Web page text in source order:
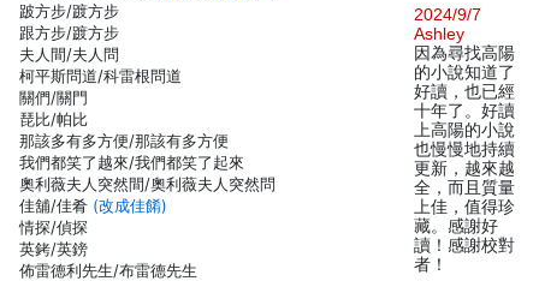
跛方步/踱方步
跟方步/踱方步
夫人間/夫人問
柯平斯問道/科雷根問道
關們/關門
琵比/帕比
那該多有多方便/那該有多方便
我們都笑了越來/我們都笑了起來
奧利薇夫人突然間/奧利薇夫人突然問
佳舖/佳肴 (改成佳餚)
情探/偵探
英銬/英鎊
佈雷德利先生/布雷德先生
2024/9/7
Ashley
因為尋找高陽
的小說知道了
好讀，也已經
十年了。好讀
上高陽的小說
也慢慢地持續
更新，越來越
全，而且質量
上佳，值得珍
藏。感謝好
讀！感謝校對
者！